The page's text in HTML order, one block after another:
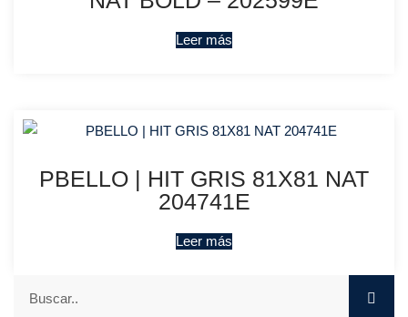
Leer más
PBELLO | HIT GRIS 81X81 NAT
204741E
Leer más